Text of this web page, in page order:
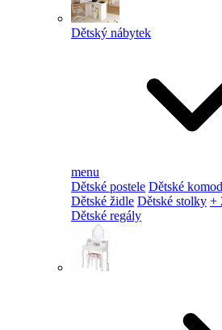
Dětský nábytek
menu
Dětské postele Dětské
Dětské židle Dětské stolky +
Dětské regály